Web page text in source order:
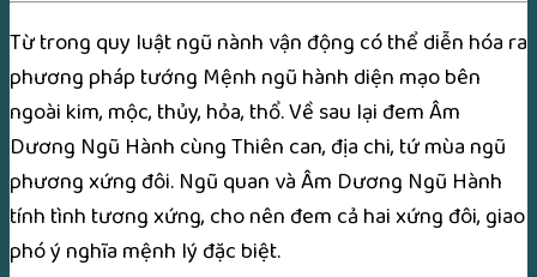
Từ trong quy luật ngũ nành vận động có thể diễn hóa ra
phương pháp tướng Mệnh ngũ hành diện mạo bên
ngoài kim, mộc, thủy, hỏa, thổ. Về sau lại đem Âm
Dương Ngũ Hành cùng Thiên can, địa chi, tứ mùa ngũ
phương xứng đôi. Ngũ quan và Âm Dương Ngũ Hành
tính tình tương xứng, cho nên đem cả hai xứng đôi, giao
phó ý nghĩa mệnh lý đặc biệt.